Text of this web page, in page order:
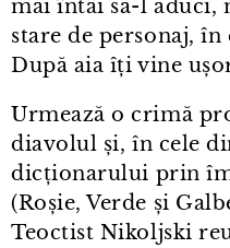
mai întâi să-l aduci,
stare de personaj,
După aia îți vine
Urmează o crimă
diavolul și, în cele
dicționarului prin
(Roșie, Verde și
Teoctist Nikoljski